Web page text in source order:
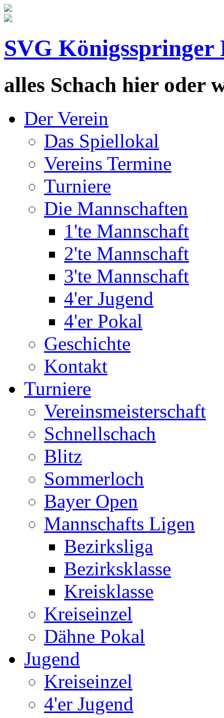
SVG Königsspringer
alles Schach hier oder
Der Verein
Das Spiellokal
Vereins Termine
Turniere
Die Mannschaften
1'te Mannschaft
2'te Mannschaft
3'te Mannschaft
4'er Jugend
4'er Pokal
Geschichte
Kontakt
Turniere
Vereinsmeisterschaft
Schnellschach
Blitz
Sommerloch
Bayer Open
Mannschafts Ligen
Bezirksliga
Bezirksklasse
Kreisklasse
Kreiseinzel
Dähne Pokal
Jugend
Kreiseinzel
4'er Jugend